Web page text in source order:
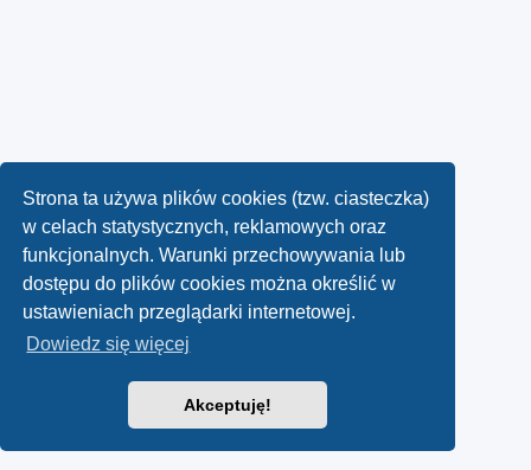
Strona ta używa plików cookies (tzw. ciasteczka)
w celach statystycznych, reklamowych oraz
funkcjonalnych. Warunki przechowywania lub
dostępu do plików cookies można określić w
ustawieniach przeglądarki internetowej.
Dowiedz się więcej
Akceptuję!